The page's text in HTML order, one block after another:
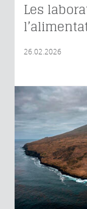
Les
26.02.2026